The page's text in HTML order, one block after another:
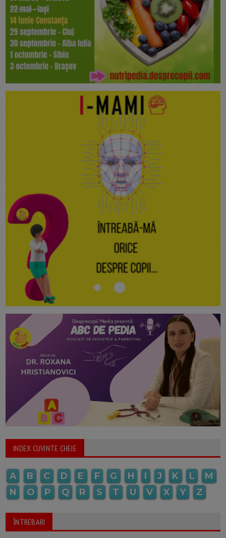
INDEX CUVINTE CHEIE
A B C D E F G H I J K L
M
N
O P Q R S T U V X Y Z
ÎNTREBARI